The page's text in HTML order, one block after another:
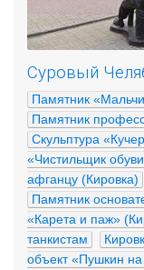
Суровый
Памятник
Памятник
Скульптура
«Чистильщик
афганцу (Кировка)
Памятник
«Карета и паж»
танкистам
объект «Пушкин